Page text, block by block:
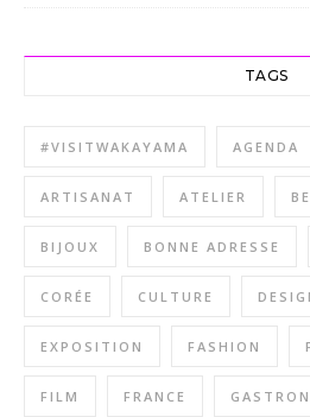
TAGS
#VISITWAKAYAMA AGENDA
ARTISANAT ATELIER
BIJOUX BONNE ADRESSE
CORÉE CULTURE
EXPOSITION FASHION
FILM FRANCE